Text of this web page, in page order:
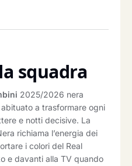
squadra
2025/2026 nera
a trasformare ogni
e notti decisive. La
richiama l’energia dei
i colori del Real
e davanti alla TV quando